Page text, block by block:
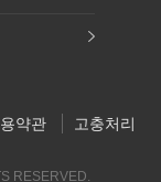
약관
고충처리
RESERVED.